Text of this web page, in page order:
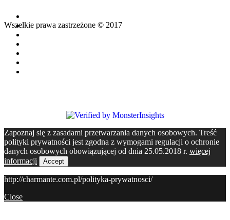
Wszelkie prawa zastrzeżone © 2017
Zapoznaj się z zasadami przetwarzania danych osobowych. Treść
polityki prywatności jest zgodna z wymogami regulacji o ochronie
danych osobowych obowiązującej od dnia 25.05.2018 r. więcej
informacji
Accept
http://charmante.com.pl/polityka-prywatnosci/
Close